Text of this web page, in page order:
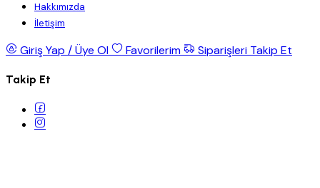
Hakkımızda
İletişim
Giriş Yap / Üye Ol Favorilerim Siparişleri Takip Et
Takip Et